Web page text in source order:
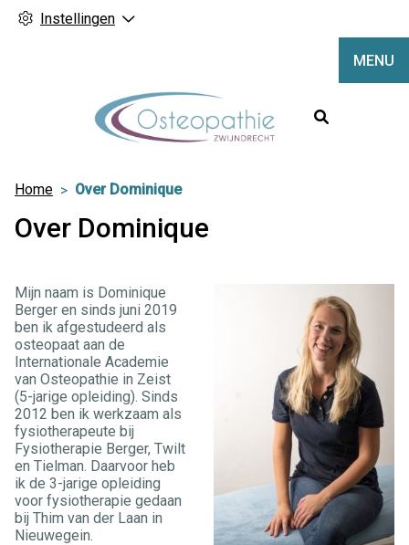
Instellingen
MENU
Home Over Dominique
Over Dominique
Mijn naam is Dominique
Berger en sinds juni 2019
ben ik afgestudeerd als
osteopaat aan de
Internationale Academie
van Osteopathie in Zeist
(5-jarige opleiding). Sinds
2012 ben ik werkzaam als
fysiotherapeute bij
Fysiotherapie Berger, Twilt
en Tielman. Daarvoor heb
ik de 3-jarige opleiding
voor fysiotherapie gedaan
bij Thim van der Laan in
Nieuwegein.